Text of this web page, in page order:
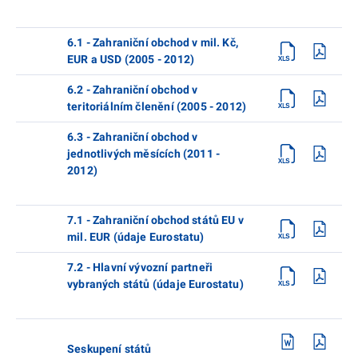
6.1 - Zahraniční obchod v mil. Kč,
EUR a USD (2005 - 2012)
6.2 - Zahraniční obchod v
teritoriálním členění (2005 - 2012)
6.3 - Zahraniční obchod v
jednotlivých měsících (2011 -
2012)
7.1 - Zahraniční obchod států EU v
mil. EUR (údaje Eurostatu)
7.2 - Hlavní vývozní partneři
vybraných států (údaje Eurostatu)
Seskupení států